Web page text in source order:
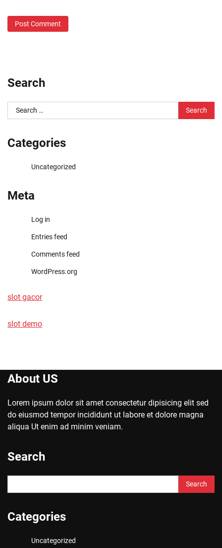
Search
Search
for:
Categories
Uncategorized
Meta
Log in
Entries feed
Comments feed
WordPress.org
slot gacor
slot demo
About US
Lorem ipsum dolor sit amet consectetur dipisicing elit sed
do eiusmod tempor incididunt ut labore et dolore magna
aliqua Ut enim ad minim veniam.
Search
for:
Categories
Uncategorized